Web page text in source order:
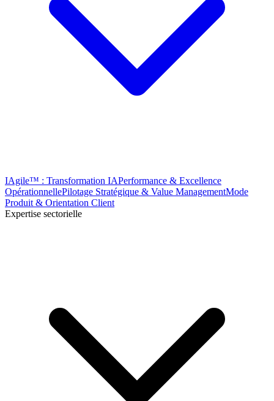
IAgile™ : Transformation IAPerformance & Excellence
OpérationnellePilotage Stratégique & Value ManagementMode
Produit & Orientation Client
Expertise sectorielle